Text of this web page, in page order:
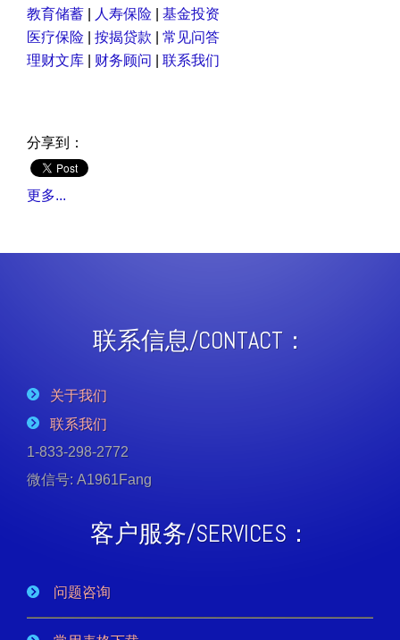
教育储蓄
人寿保险
基金投资
医疗保险
按揭贷款
常见问答
理财文库
财务顾问 联系我们
分享到：
更多...
联系信息/CONTACT：
关于我们
联系我们
1-833-298-2772
微信号: A1961Fang
客户服务/SERVICES：
问题咨询